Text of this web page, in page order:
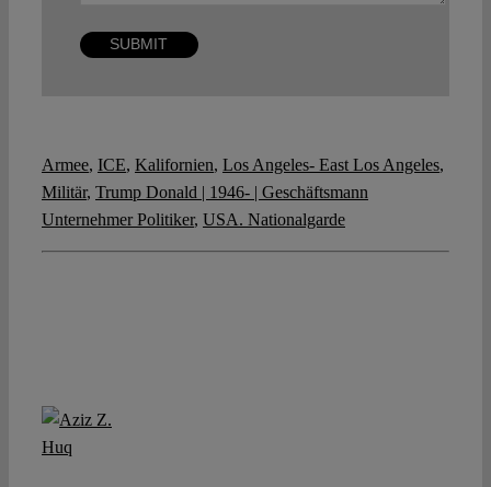
Armee, ICE, Kalifornien, Los Angeles- East Los Angeles,
Militär, Trump Donald | 1946- | Geschäftsmann
Unternehmer Politiker, USA. Nationalgarde